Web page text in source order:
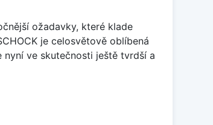
ožadavky, které klade
je celosvětově oblíbená
ve skutečnosti ještě tvrdší a